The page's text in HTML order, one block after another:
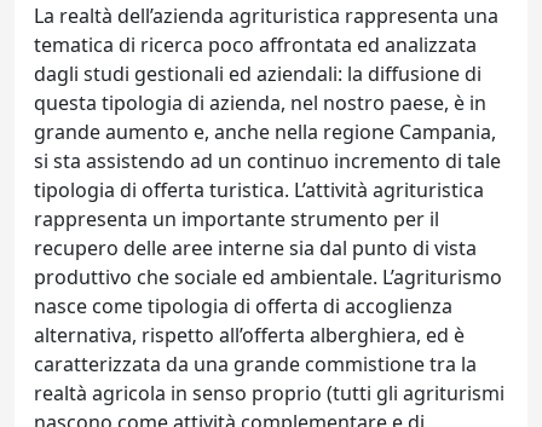
La realtà dell’azienda agrituristica rappresenta una
tematica di ricerca poco affrontata ed analizzata
dagli studi gestionali ed aziendali: la diffusione di
questa tipologia di azienda, nel nostro paese, è in
grande aumento e, anche nella regione Campania,
si sta assistendo ad un continuo incremento di tale
tipologia di offerta turistica. L’attività agrituristica
rappresenta un importante strumento per il
recupero delle aree interne sia dal punto di vista
produttivo che sociale ed ambientale. L’agriturismo
nasce come tipologia di offerta di accoglienza
alternativa, rispetto all’offerta alberghiera, ed è
caratterizzata da una grande commistione tra la
realtà agricola in senso proprio (tutti gli agriturismi